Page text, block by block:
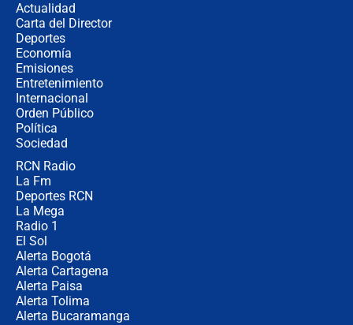
Actualidad
Carta del Director
Deportes
Economía
Emisiones
Entretenimiento
Internacional
Orden Público
Política
Sociedad
RCN Radio
La Fm
Deportes RCN
La Mega
Radio 1
El Sol
Alerta Bogotá
Alerta Cartagena
Alerta Paisa
Alerta Tolima
Alerta Bucaramanga